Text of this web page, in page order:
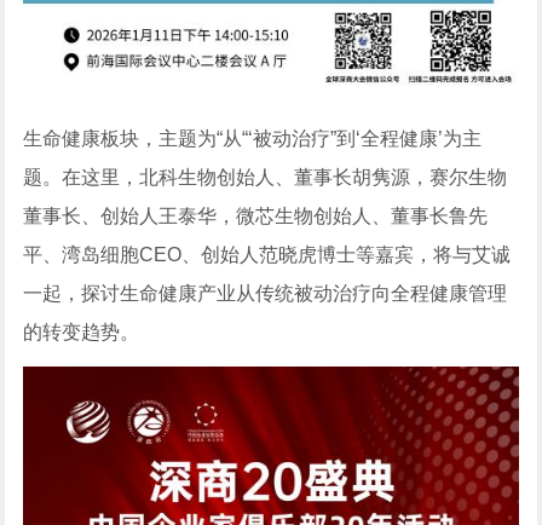
生命健康板块，主题为“从“‘被动治疗”到‘全程健康’为主
题。在这里，北科生物创始人、董事长胡隽源，赛尔生物
董事长、创始人王泰华，微芯生物创始人、董事长鲁先
平、湾岛细胞CEO、创始人范晓虎博士等嘉宾，将与艾诚
一起，探讨生命健康产业从传统被动治疗向全程健康管理
的转变趋势。